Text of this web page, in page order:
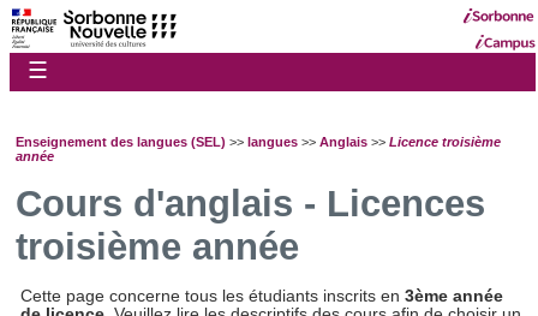
☰
Enseignement des langues (SEL) >> langues >> Anglais >> Licence troisième
année
Cours d'anglais - Licences
troisième année
Cette page concerne tous les étudiants inscrits en3ème année